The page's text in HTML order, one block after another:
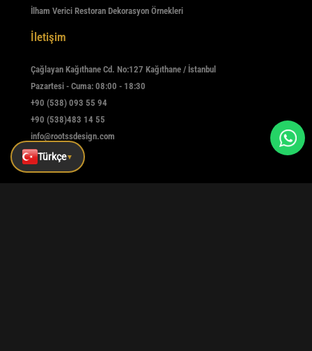
Türkçe▼
İlham Verici Restoran Dekorasyon Örnekleri
İletişim
Çağlayan Kağıthane Cd. No:127 Kağıthane / İstanbul
Pazartesi - Cuma: 08:00 - 18:30
+90 (538) 093 55 94
+90 (538)483 14 55
info@rootssdesign.com
E-Bülten